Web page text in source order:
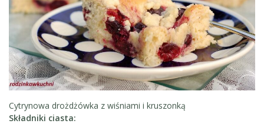
Cytrynowa drożdżówka z wiśniami i kruszonką
Składniki ciasta: